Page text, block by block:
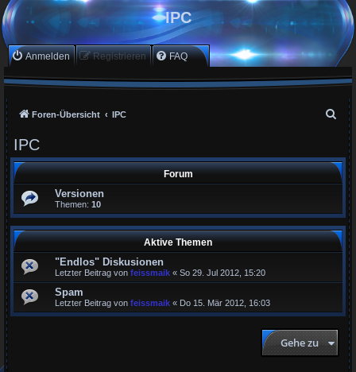
IPC
Anmelden Registrieren FAQ
Foren-Übersicht IPC
h
IPC
Forum
Versionen
Themen: 10
Aktive Themen
"Endlos" Diskusionen
Letzter Beitrag von feissmaik « So 29. Jul 2012, 15:20
Spam
Letzter Beitrag von feissmaik « Do 15. Mär 2012, 16:03
Gehe zu